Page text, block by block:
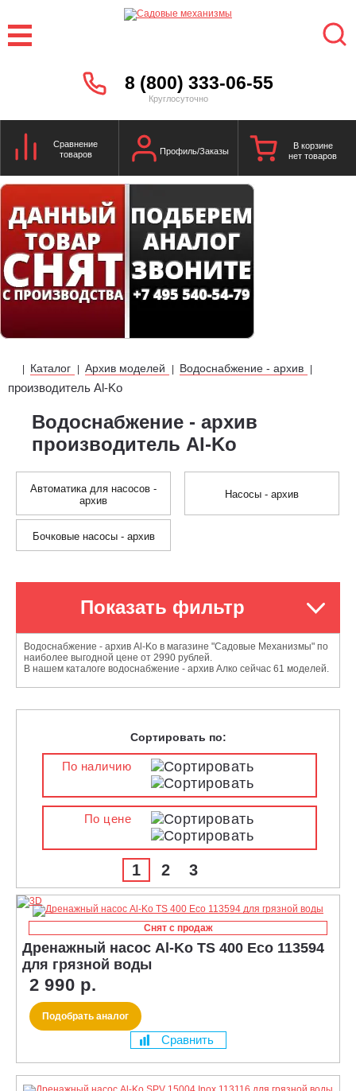
8 (800) 333-06-55
Круглосуточно
Сравнение
товаров
Профиль/Заказы
В корзине
нет товаров
| Каталог | Архив моделей | Водоснабжение - архив |
производитель Al-Ko
Водоснабжение - архив
производитель Al-Ko
Автоматика для насосов -
архив
Насосы - архив
Бочковые насосы - архив
Показать фильтр
Водоснабжение - архив Al-Ko в магазине "Садовые Механизмы" по
наиболее выгодной цене от 2990 рублей.
В нашем каталоге водоснабжение - архив Алко сейчас 61 моделей.
Сортировать по:
По наличию
По цене
1 2 3
Снят с продаж
Дренажный насос Al-Ko TS 400 Eco 113594
для грязной воды
2 990 р.
Подобрать аналог
Сравнить